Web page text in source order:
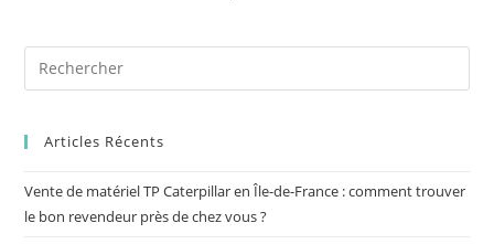
Articles Récents
Vente de matériel TP Caterpillar en Île-de-France : comment trouver
le bon revendeur près de chez vous ?